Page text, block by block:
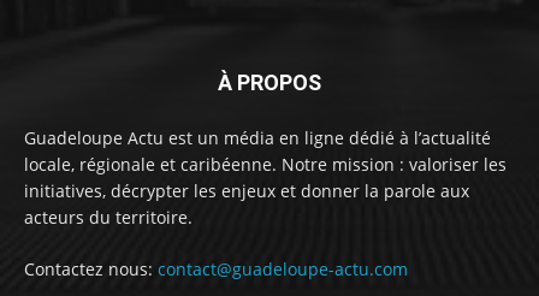
À PROPOS
Guadeloupe Actu est un média en ligne dédié à l’actualité
locale, régionale et caribéenne. Notre mission : valoriser les
initiatives, décrypter les enjeux et donner la parole aux
acteurs du territoire.
Contactez nous: contact@guadeloupe-actu.com